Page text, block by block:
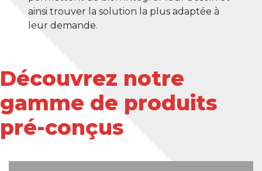
ainsi trouver la solution la plus adaptée à
leur demande.
Découvrez notre
gamme de produits
pré-conçus